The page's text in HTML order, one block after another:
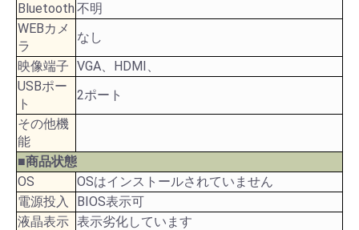
Bluetooth 不明
WEBカメ
ラ
なし
映像端子 VGA、HDMI、
USBポー
ト
2ポート
その他機
能
■商品状態
OS
OSはインストールされていません
電源投入
BIOS表示可
液晶表示 表示劣化しています